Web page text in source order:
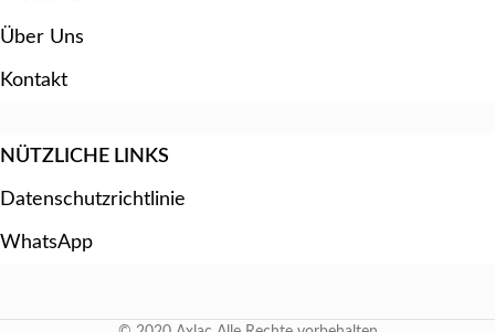
Über Uns
Kontakt
NÜTZLICHE LINKS
Datenschutzrichtlinie
WhatsApp